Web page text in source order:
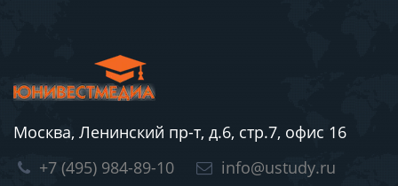
Москва, Ленинский пр-т, д.6, стр.7, офис 16
+7 (495) 984-89-10
info@ustudy.ru